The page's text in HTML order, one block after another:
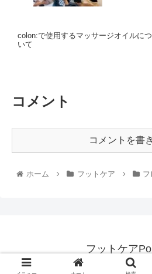
colon:で使用するマッサージオイルにつ
いて
コメント
コメントを書
ホーム フットケア
フットケア
© 2021 フットケア